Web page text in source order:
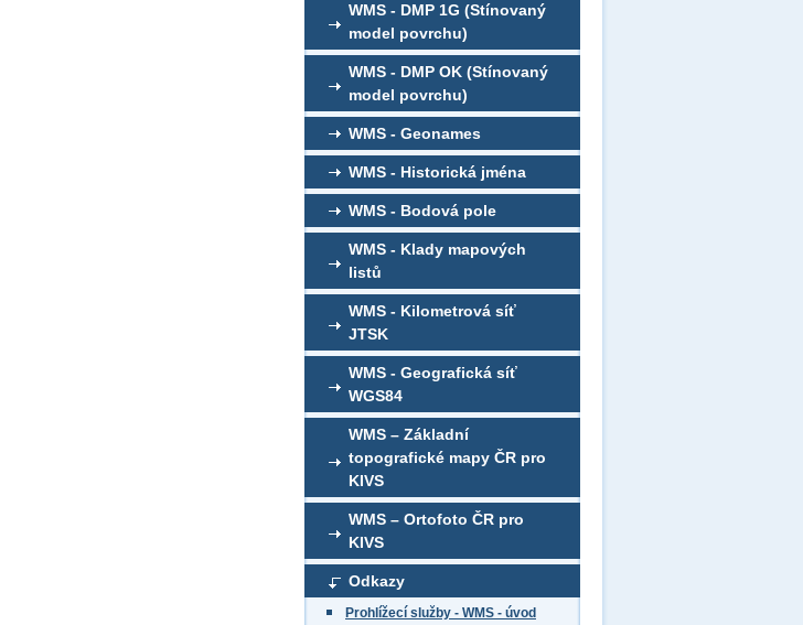
WMS - DMP 1G (Stínovaný
model povrchu)
WMS - DMP OK (Stínovaný
model povrchu)
WMS - Geonames
WMS - Historická jména
WMS - Bodová pole
WMS - Klady mapových
listů
WMS - Kilometrová síť
JTSK
WMS - Geografická síť
WGS84
WMS – Základní
topografické mapy ČR pro
KIVS
WMS – Ortofoto ČR pro
KIVS
Odkazy
Prohlížecí služby - WMS - úvod